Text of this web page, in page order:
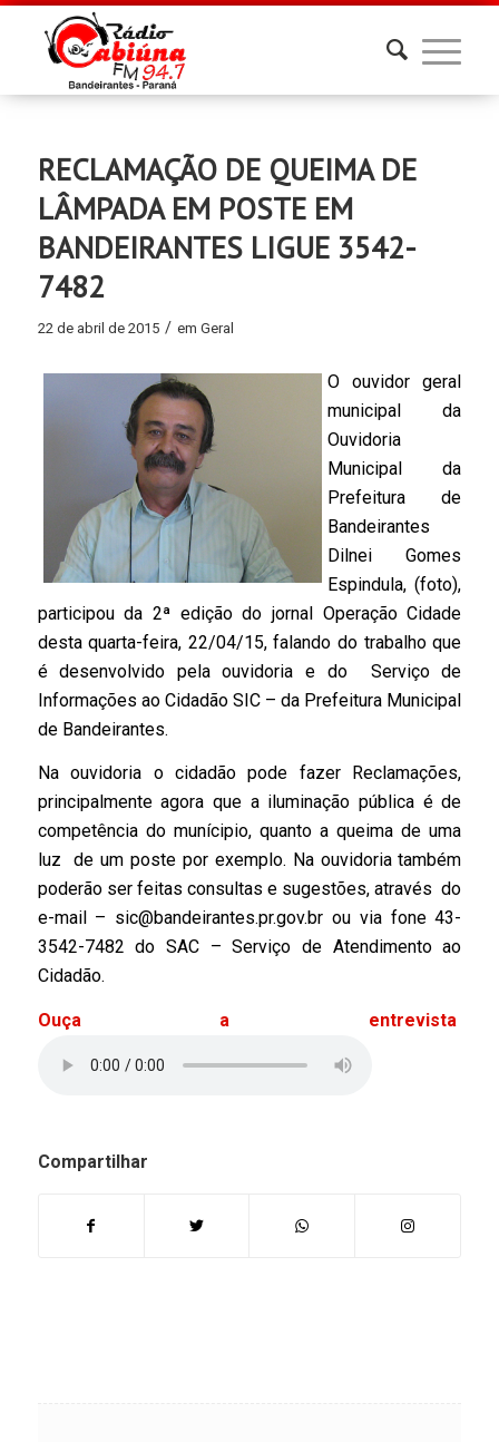
RECLAMAÇÃO DE QUEIMA DE
LÂMPADA EM POSTE EM
BANDEIRANTES LIGUE 3542-
7482
22 de abril de 2015 / em Geral
O ouvidor geral
municipal da
Ouvidoria
Municipal da
Prefeitura de
Bandeirantes
Dilnei Gomes
Espindula, (foto),
participou da 2ª edição do jornal Operação Cidade
desta quarta-feira, 22/04/15, falando do trabalho que
é desenvolvido pela ouvidoria e do Serviço de
Informações ao Cidadão SIC – da Prefeitura Municipal
de Bandeirantes.
Na ouvidoria o cidadão pode fazer Reclamações,
principalmente agora que a iluminação pública é de
competência do munícipio, quanto a queima de uma
luz de um poste por exemplo. Na ouvidoria também
poderão ser feitas consultas e sugestões, através do
e-mail – sic@bandeirantes.pr.gov.br ou via fone 43-
3542-7482 do SAC – Serviço de Atendimento ao
Cidadão.
Ouça a entrevista
Compartilhar